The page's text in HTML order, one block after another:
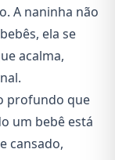
A naninha não
ela se
acalma,
profundo que
um bebê está
cansado,